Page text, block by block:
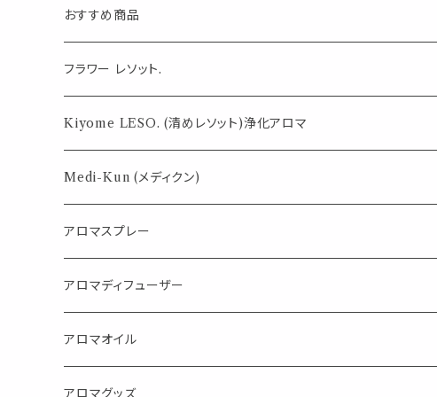
欧 夏 サマー マリン 海岸
おすすめ商品
気になる虫対策に
薄荷の香りで体感温度-4℃ !? スースーシリーズ
パロサント
フラワー レソット.
Kiyome LESO. (清めレソット)浄化アロマ
Medi-Kun (メディクン)
アロマスプレー
目的で選ぶ
蒸し暑い夏やリフレッシュに
消臭に（用途：空間や衣服）
FLOWER LESO. フラワレソット
Kiyome LESO. キヨメ レソット
アロマディフューザー
アロマオイル
エッセンシャルオイル
アロマグッズ